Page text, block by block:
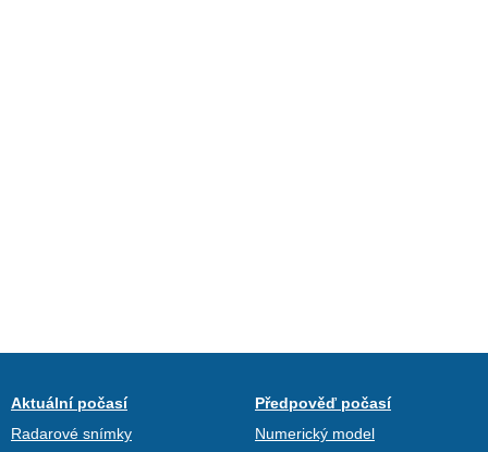
Aktuální počasí
Radarové snímky
Předpověď počasí
Numerický model